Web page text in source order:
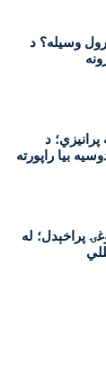
وسیله؟ د
د
بیا راپورته
پراخېدل؛ له